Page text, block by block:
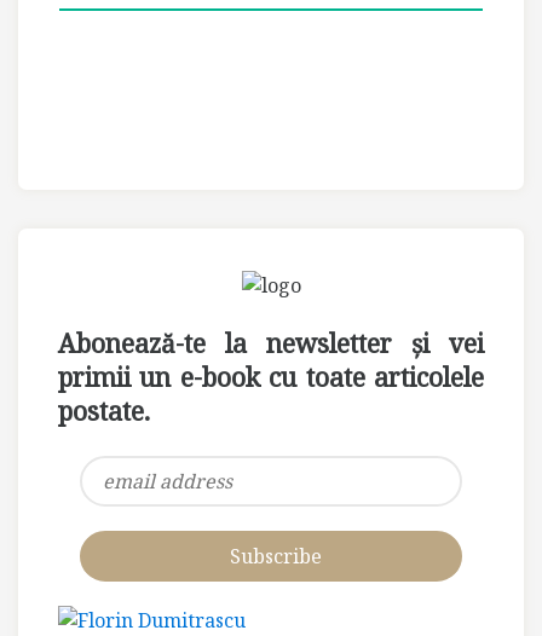
Abonează-te la newsletter și vei
primii un e-book cu toate articolele
postate.